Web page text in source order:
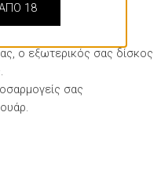
ο εξωτερικός σας δίσκος
σας
18